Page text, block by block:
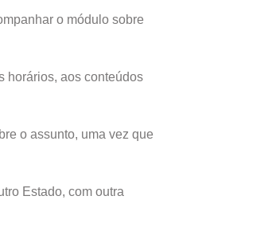
o módulo sobre
horários, aos conteúdos
o assunto, uma vez que
Estado, com outra